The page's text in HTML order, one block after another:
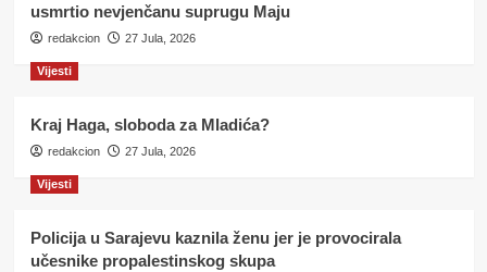
usmrtio nevjenčanu suprugu Maju
redakcion 27 Jula, 2026
Vijesti
Kraj Haga, sloboda za Mladića?
redakcion 27 Jula, 2026
Vijesti
Policija u Sarajevu kaznila ženu jer je provocirala
učesnike propalestinskog skupa